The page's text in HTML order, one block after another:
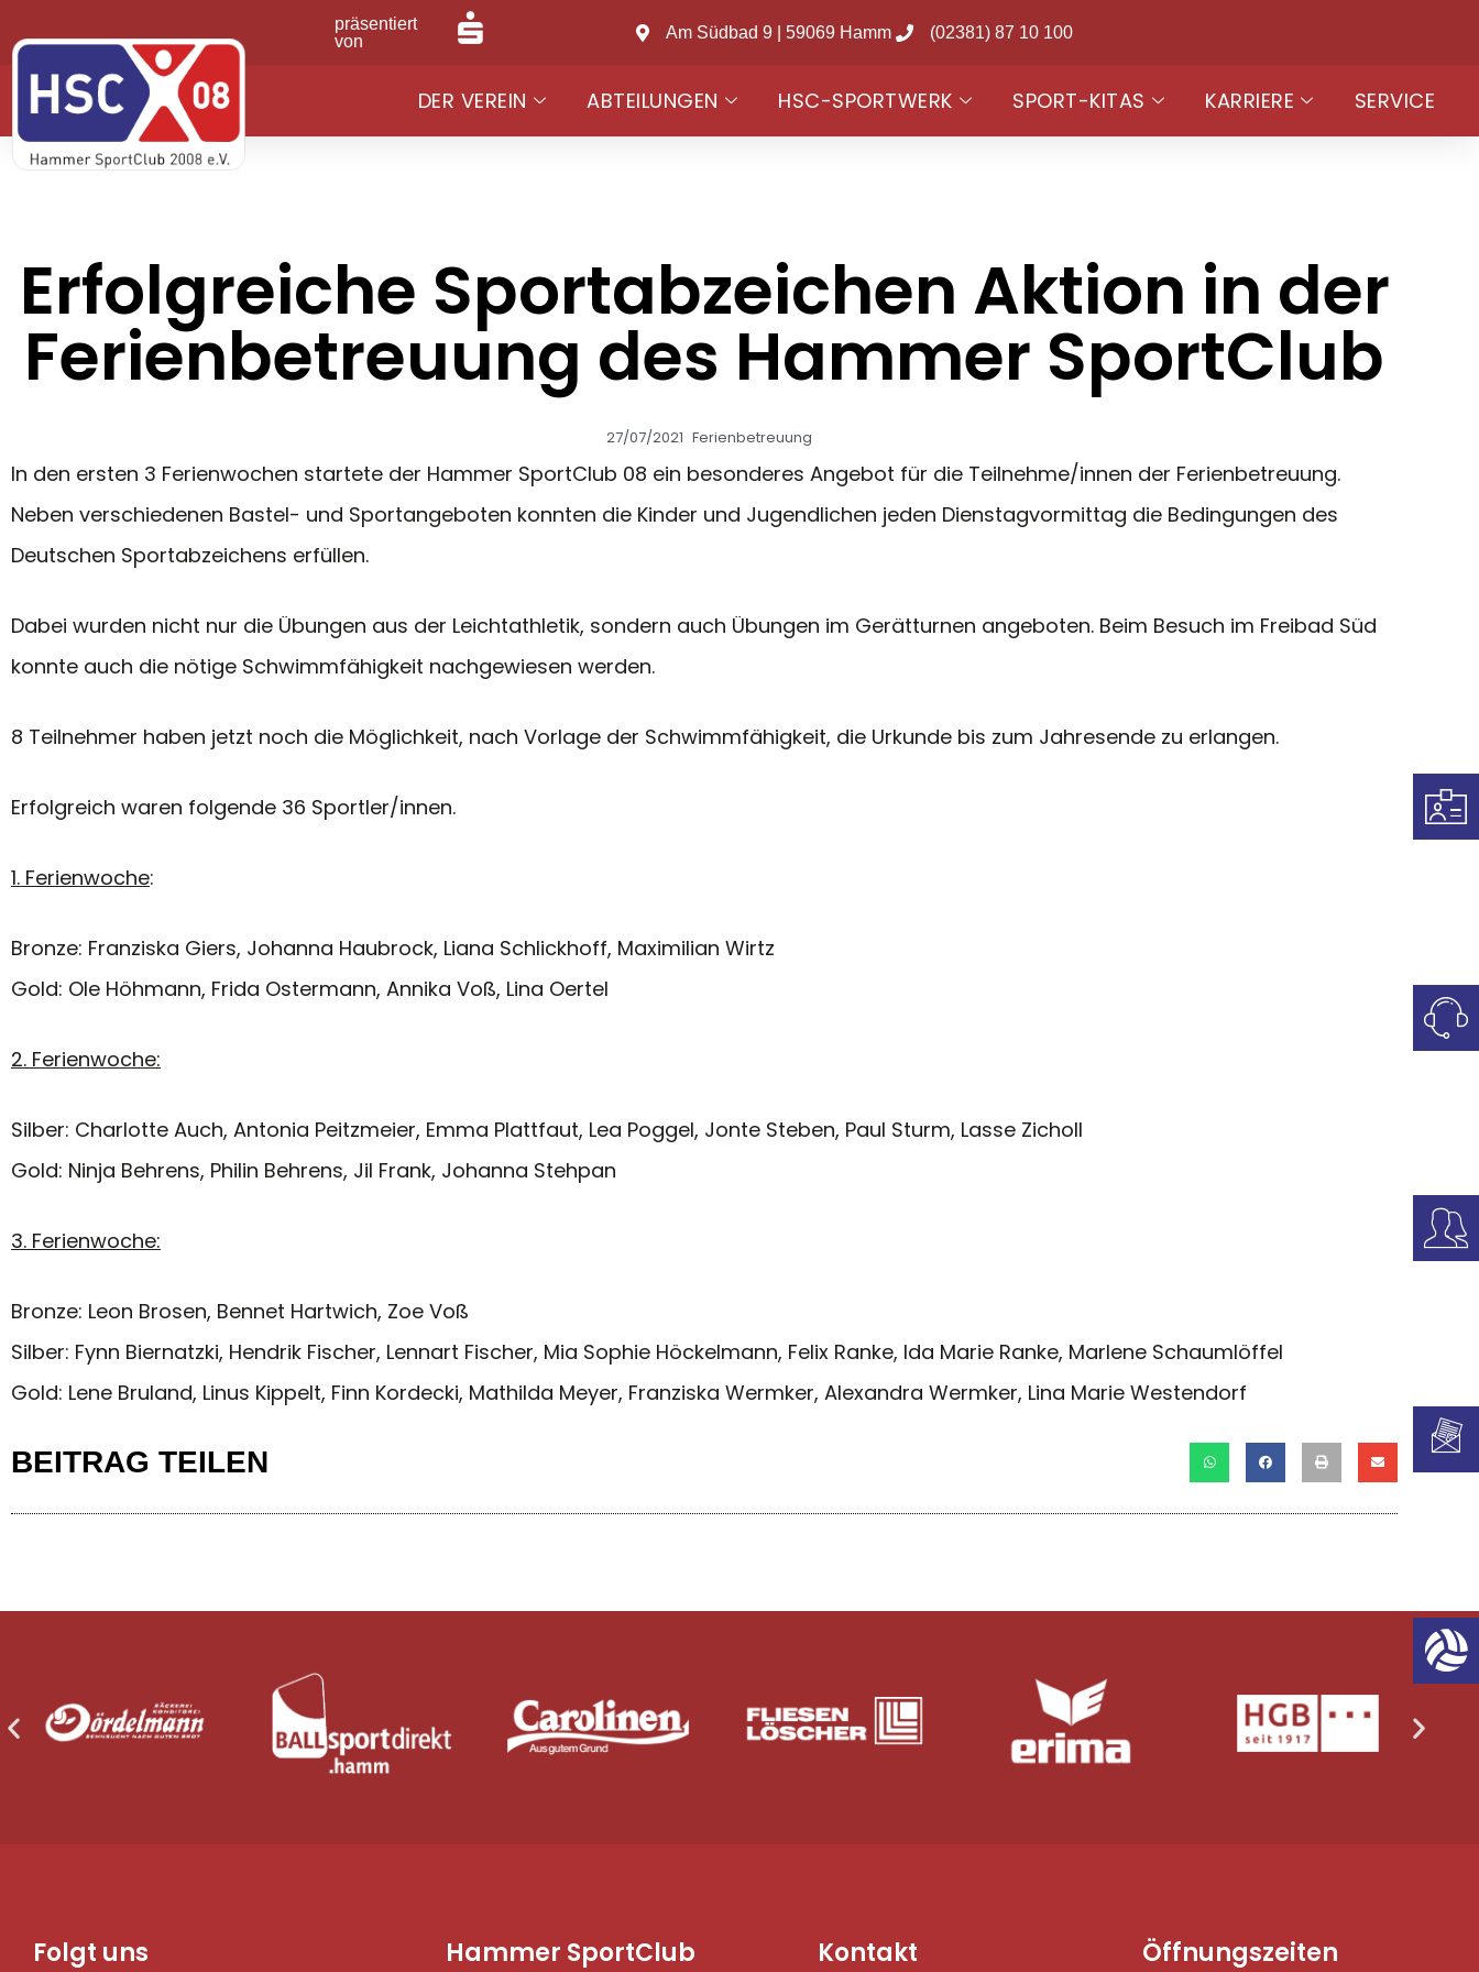
präsentiert
von
Am Südbad 9 | 59069 Hamm (02381) 87 10 100
DER VEREIN ABTEILUNGEN HSC-SPORTWERK SPORT-KITAS KARRIERE SERVICE
Erfolgreiche Sportabzeichen Aktion in der
Ferienbetreuung des Hammer SportClub
27/07/2021 Ferienbetreuung
In den ersten 3 Ferienwochen startete der Hammer SportClub 08 ein besonderes Angebot für die Teilnehme/innen der Ferienbetreuung.
Neben verschiedenen Bastel- und Sportangeboten konnten die Kinder und Jugendlichen jeden Dienstagvormittag die Bedingungen des
Deutschen Sportabzeichens erfüllen.
Dabei wurden nicht nur die Übungen aus der Leichtathletik, sondern auch Übungen im Gerätturnen angeboten. Beim Besuch im Freibad Süd
konnte auch die nötige Schwimmfähigkeit nachgewiesen werden.
8 Teilnehmer haben jetzt noch die Möglichkeit, nach Vorlage der Schwimmfähigkeit, die Urkunde bis zum Jahresende zu erlangen.
Erfolgreich waren folgende 36 Sportler/innen.
1. Ferienwoche:
Bronze: Franziska Giers, Johanna Haubrock, Liana Schlickhoff, Maximilian Wirtz
Gold: Ole Höhmann, Frida Ostermann, Annika Voß, Lina Oertel
2. Ferienwoche:
Silber: Charlotte Auch, Antonia Peitzmeier, Emma Plattfaut, Lea Poggel, Jonte Steben, Paul Sturm, Lasse Zicholl
Gold: Ninja Behrens, Philin Behrens, Jil Frank, Johanna Stehpan
3. Ferienwoche:
Bronze: Leon Brosen, Bennet Hartwich, Zoe Voß
Silber: Fynn Biernatzki, Hendrik Fischer, Lennart Fischer, Mia Sophie Höckelmann, Felix Ranke, Ida Marie Ranke, Marlene Schaumlöffel
Gold: Lene Bruland, Linus Kippelt, Finn Kordecki, Mathilda Meyer, Franziska Wermker, Alexandra Wermker, Lina Marie Westendorf
BEITRAG TEILEN
Folgt uns
Hammer SportClub
Kontakt Öffnungszeiten